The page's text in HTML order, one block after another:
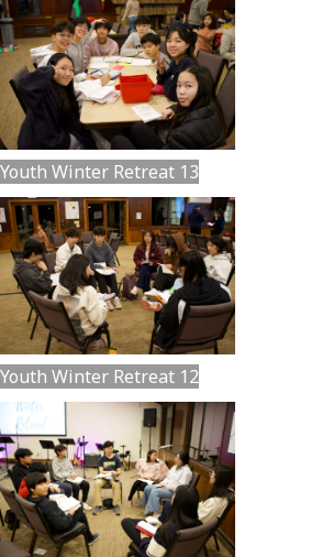
Youth Winter Retreat 13
Youth Winter Retreat 12